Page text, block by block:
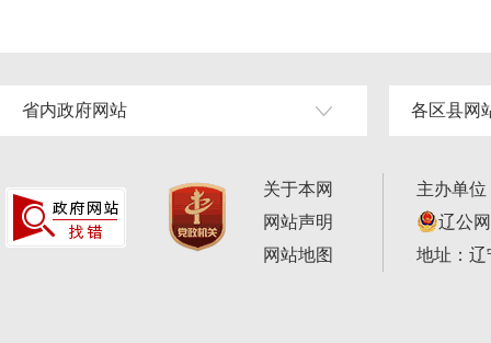
省内政府网站 各区县网
关于本网
网站声明
网站地图
主办单
辽公
地址：辽